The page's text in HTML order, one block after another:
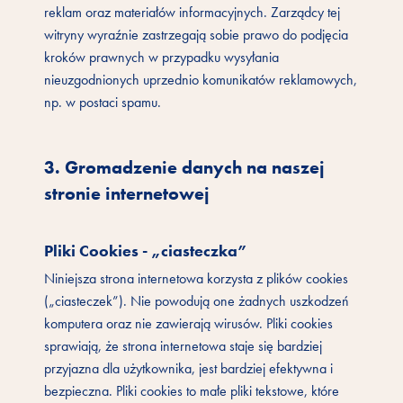
reklam oraz materiałów informacyjnych. Zarządcy tej
witryny wyraźnie zastrzegają sobie prawo do podjęcia
kroków prawnych w przypadku wysyłania
nieuzgodnionych uprzednio komunikatów reklamowych,
np. w postaci spamu.
3. Gromadzenie danych na naszej
stronie internetowej
Pliki Cookies - „ciasteczka”
Niniejsza strona internetowa korzysta z plików cookies
(„ciasteczek”). Nie powodują one żadnych uszkodzeń
komputera oraz nie zawierają wirusów. Pliki cookies
sprawiają, że strona internetowa staje się bardziej
przyjazna dla użytkownika, jest bardziej efektywna i
bezpieczna. Pliki cookies to małe pliki tekstowe, które